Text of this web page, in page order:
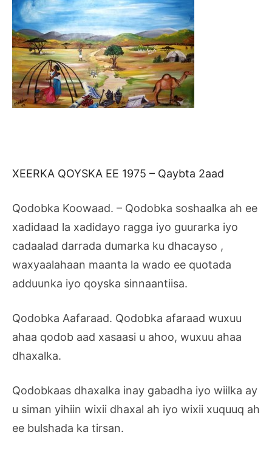
XEERKA QOYSKA EE 1975 – Qaybta 2aad
Qodobka Koowaad. – Qodobka soshaalka ah ee
xadidaad la xadidayo ragga iyo guurarka iyo
cadaalad darrada dumarka ku dhacayso ,
waxyaalahaan maanta la wado ee quotada
adduunka iyo qoyska sinnaantiisa.
Qodobka Aafaraad. Qodobka afaraad wuxuu
ahaa qodob aad xasaasi u ahoo, wuxuu ahaa
dhaxalka.
Qodobkaas dhaxalka inay gabadha iyo wiilka ay
u siman yihiin wixii dhaxal ah iyo wixii xuquuq ah
ee bulshada ka tirsan.